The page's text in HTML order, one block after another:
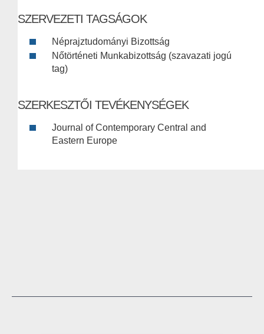
SZERVEZETI TAGSÁGOK
Néprajztudományi Bizottság
Nőtörténeti Munkabizottság (szavazati jogú
tag)
SZERKESZTŐI TEVÉKENYSÉGEK
Journal of Contemporary Central and
Eastern Europe